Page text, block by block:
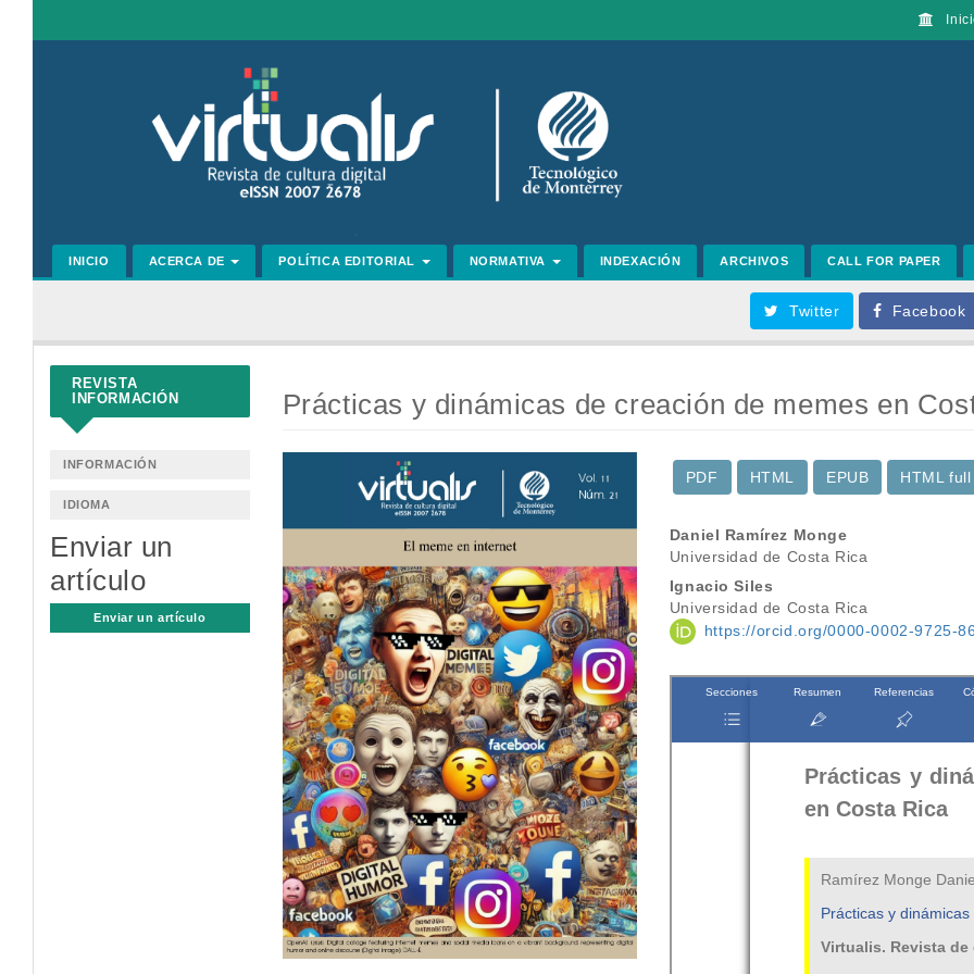
INICIO ACERCA DE POLÍTICA EDITORIAL NORMATIVA INDEXACIÓN ARCHIVOS CALL FOR PAPER
Twitter Facebook
REVISTA
INFORMACIÓN
INFORMACIÓN
IDIOMA
Enviar un
artículo
Enviar un artículo
Prácticas y dinámicas de creación de memes en
lateral
del
artículo
PDF HTML EPUB HTML
Contenido
principal
del
artículo
Daniel Ramírez Monge
Universidad de Costa Rica
Ignacio Siles
Universidad de Costa Rica
https://orcid.org/0000-0002-9725-